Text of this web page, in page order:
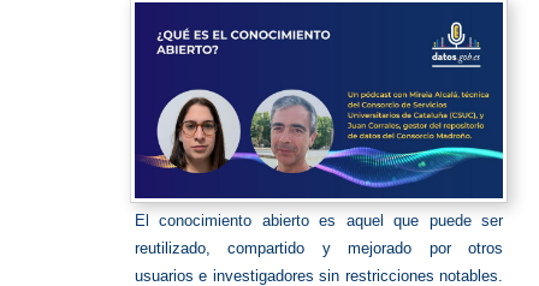
El conocimiento abierto es aquel que puede ser
reutilizado, compartido y mejorado por otros
usuarios e investigadores sin restricciones notables.